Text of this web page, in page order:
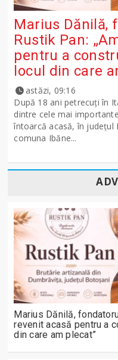
Marius Dănilă,
Rustik Pan:
pentru a
locul din care
astăzi, 09:16
După 18 ani petrecuți în
dintre cele mai
întoarcă acasă, în județul
comuna Ibăne...
Marius Dănilă,
revenit acasă pentru a
din care am plecat”